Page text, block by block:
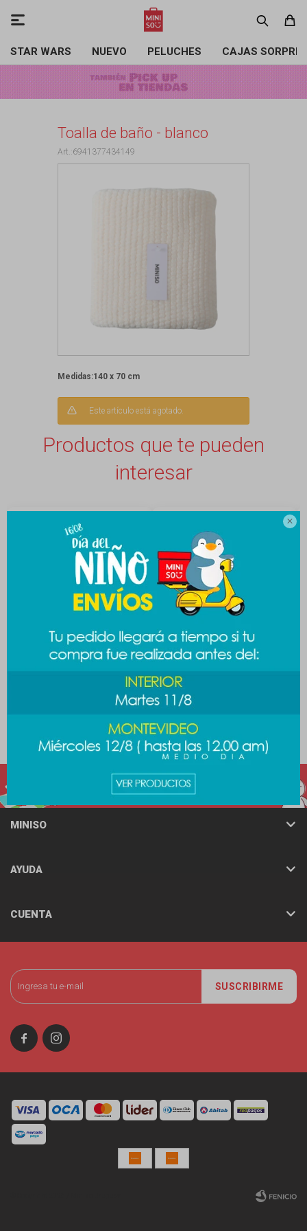

STAR WARS NUEVO PELUCHES CAJAS

Toalla de baño - blanco
6941377434149
Medidas:140 x 70 cm
Este artículo está agotado.
Productos que te pueden
interesar
Cepillo dental Barbie - fucsia
Melody
289
SUSCRIBIRME
 
MINISO
AYUDA
CUENTA